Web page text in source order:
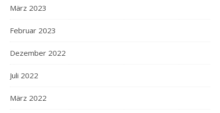
März 2023
Februar 2023
Dezember 2022
Juli 2022
März 2022